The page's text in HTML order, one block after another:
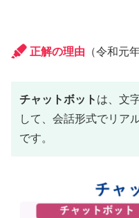
正解の理由 （令和元
チャットボット は、文
して、会話形式でリア
です。